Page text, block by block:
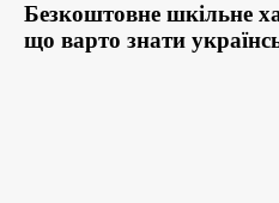
Безкоштовне шкільне
що варто знати